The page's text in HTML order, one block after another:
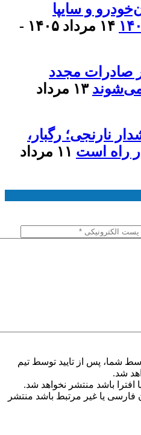
و سایپا
۱۴ مرداد ۱۴۰۵ -
صادرات مجدد
می‌شوند
۱۳ مرداد
نارنجی؛ رگبار،
راه است
۱۱ مرداد
شما، پس از تایید توسط تیم
شد.
افترا باشد منتشر نخواهد شد.
فارسی یا غیر مرتبط باشد منتشر